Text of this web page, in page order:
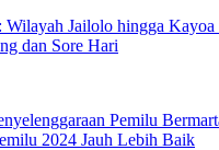
Jailolo hingga Kayoa
dan Sore Hari
Pemilu
2024 Jauh Lebih Baik